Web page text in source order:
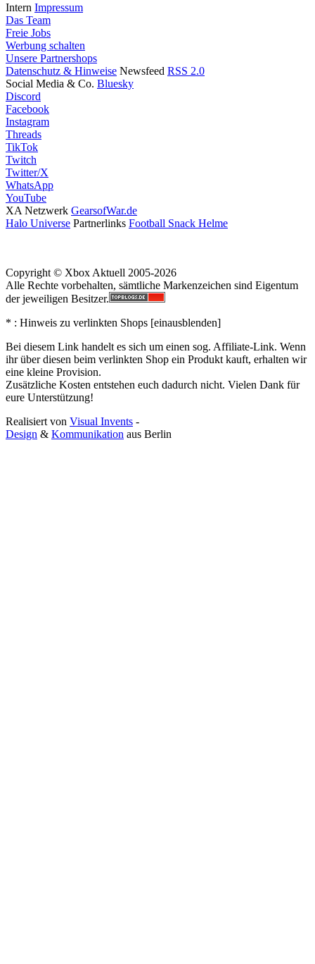
Intern Impressum
Das Team
Freie Jobs
Werbung schalten
Unsere Partnershops
Datenschutz & Hinweise Newsfeed RSS 2.0
Social Media & Co. Bluesky
Discord
Facebook
Instagram
Threads
TikTok
Twitch
Twitter/X
WhatsApp
YouTube
XA Netzwerk GearsofWar.de
Halo Universe Partnerlinks Football Snack Helme
Copyright © Xbox Aktuell 2005-2026
Alle Rechte vorbehalten, sämtliche Markenzeichen sind Eigentum
der jeweiligen Besitzer.
* : Hinweis zu verlinkten Shops [einausblenden]
Bei diesem Link handelt es sich um einen sog. Affiliate-Link. Wenn
ihr über diesen beim verlinkten Shop ein Produkt kauft, erhalten wir
eine kleine Provision.
Zusätzliche Kosten entstehen euch dadurch nicht. Vielen Dank für
eure Unterstützung!
Realisiert von Visual Invents -
Design & Kommunikation aus Berlin